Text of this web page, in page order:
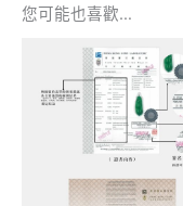
您可能也喜歡…